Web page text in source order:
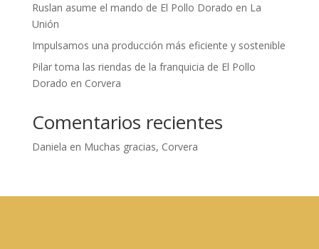
Ruslan asume el mando de El Pollo Dorado en La
Unión
Impulsamos una producción más eficiente y sostenible
Pilar toma las riendas de la franquicia de El Pollo
Dorado en Corvera
Comentarios recientes
Daniela en Muchas gracias, Corvera